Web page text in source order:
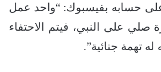
حسابه بفيسبوك: “واحد عمل
صلي على النبي، فيتم الاحتفاء
تهمة جنائية”.